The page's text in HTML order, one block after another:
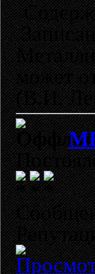
может
(В.И.